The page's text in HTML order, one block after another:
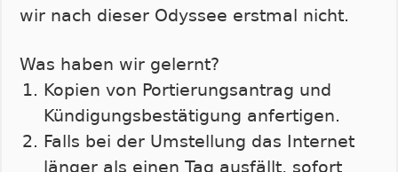
wir nach dieser Odyssee erstmal nicht.
Was haben wir gelernt?
Kopien von Portierungsantrag und
Kündigungsbestätigung anfertigen.
Falls bei der Umstellung das Internet
länger als einen Tag ausfällt, sofort